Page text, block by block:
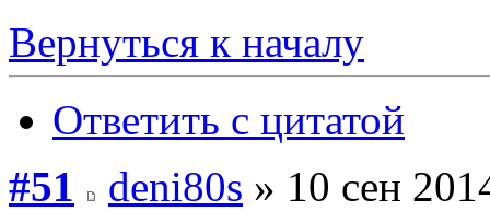
Вернуться к началу
Ответить с цитатой
#51
deni80s » 10 сен